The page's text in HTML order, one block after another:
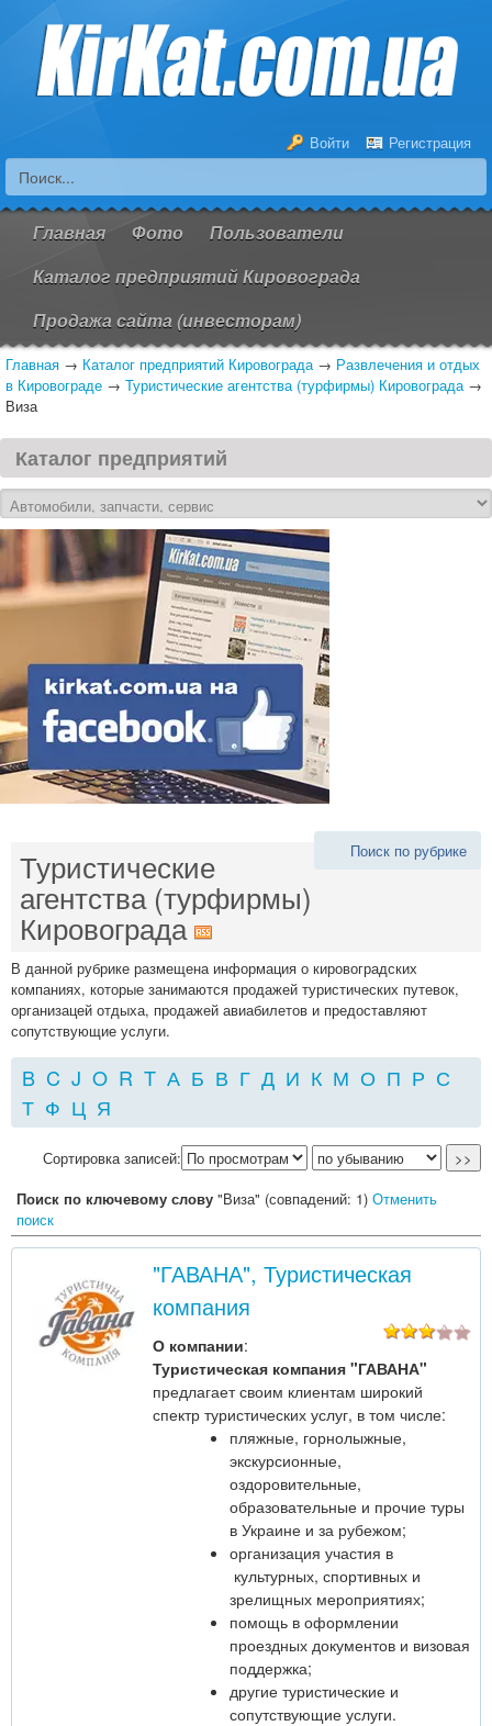
Войти Регистрация
Главная Фото
Пользователи
Каталог предприятий Кировограда
Продажа сайта (инвесторам)
Главная → Каталог предприятий Кировограда → Развлечения и отдых
в Кировограде → Туристические агентства (турфирмы) Кировограда →
Виза
Каталог предприятий
Поиск по рубрике
Туристические
агентства (турфирмы)
Кировограда
В данной рубрике размещена информация о кировоградских
компаниях, которые занимаются продажей туристических путевок,
организацей отдыха, продажей авиабилетов и предоставляют
сопутствующие услуги.
B C J O R T А Б В Г Д И К М О П Р С
Т Ф Ц Я
Сортировка записей:
Поиск по ключевому слову "Виза" (совпадений: 1) Отменить
поиск
"ГАВАНА", Туристическая
компания
О компании:
Туристическая компания "ГАВАНА"
предлагает своим клиентам широкий
спектр туристических услуг, в том числе:
пляжные, горнолыжные,
экскурсионные,
оздоровительные,
образовательные и прочие туры
в Украине и за рубежом;
организация участия в
культурных, спортивных и
зрелищных мероприятиях;
помощь в оформлении
проездных документов и визовая
поддержка;
другие туристические и
сопутствующие услуги.